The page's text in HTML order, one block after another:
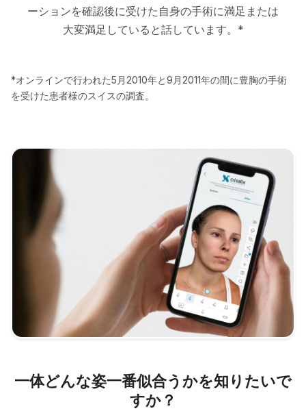
ーションを確認後に受けた自身の手術に満足または
大変満足していると話しています。*
*オンラインで行われた5月2010年と9月2011年の間に豊胸の手術
を受けた患者様のスイスの調査。
一体どんな姿一番似合うかを知りたいで
すか？